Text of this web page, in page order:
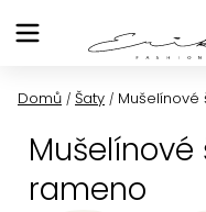
na
Domů / Šaty /
rameno